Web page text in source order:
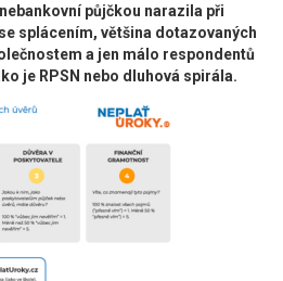
půjčkou narazila při
splácením, většina dotazovaných
a jen málo respondentů
je RPSN nebo dluhová spirála.